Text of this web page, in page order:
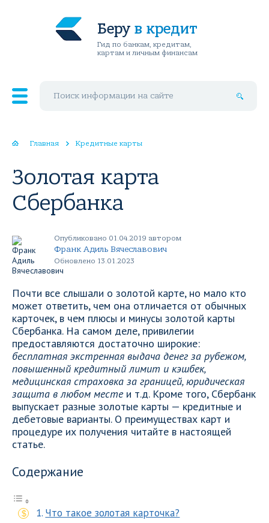
Беру в кредит
Гид по банкам, кредитам,
картам и личным финансам
Главная Кредитные карты
Золотая карта
Сбербанка
Опубликовано 01.04.2019 автором
Франк Адиль Вячеславович
Обновлено 13.01.2023
Почти все слышали о золотой карте, но мало кто
может ответить, чем она отличается от обычных
карточек, в чем плюсы и минусы золотой карты
Сбербанка. На самом деле, привилегии
предоставляются достаточно широкие:
бесплатная экстренная выдача денег за рубежом,
повышенный кредитный лимит и кэшбек,
медицинская страховка за границей, юридическая
защита в любом местеи т.д. Кроме того, Сбербанк
выпускает разные золотые карты — кредитные и
дебетовые варианты. О преимуществах карт и
процедуре их получения читайте в настоящей
статье.
Содержание
Что такое золотая карточка?